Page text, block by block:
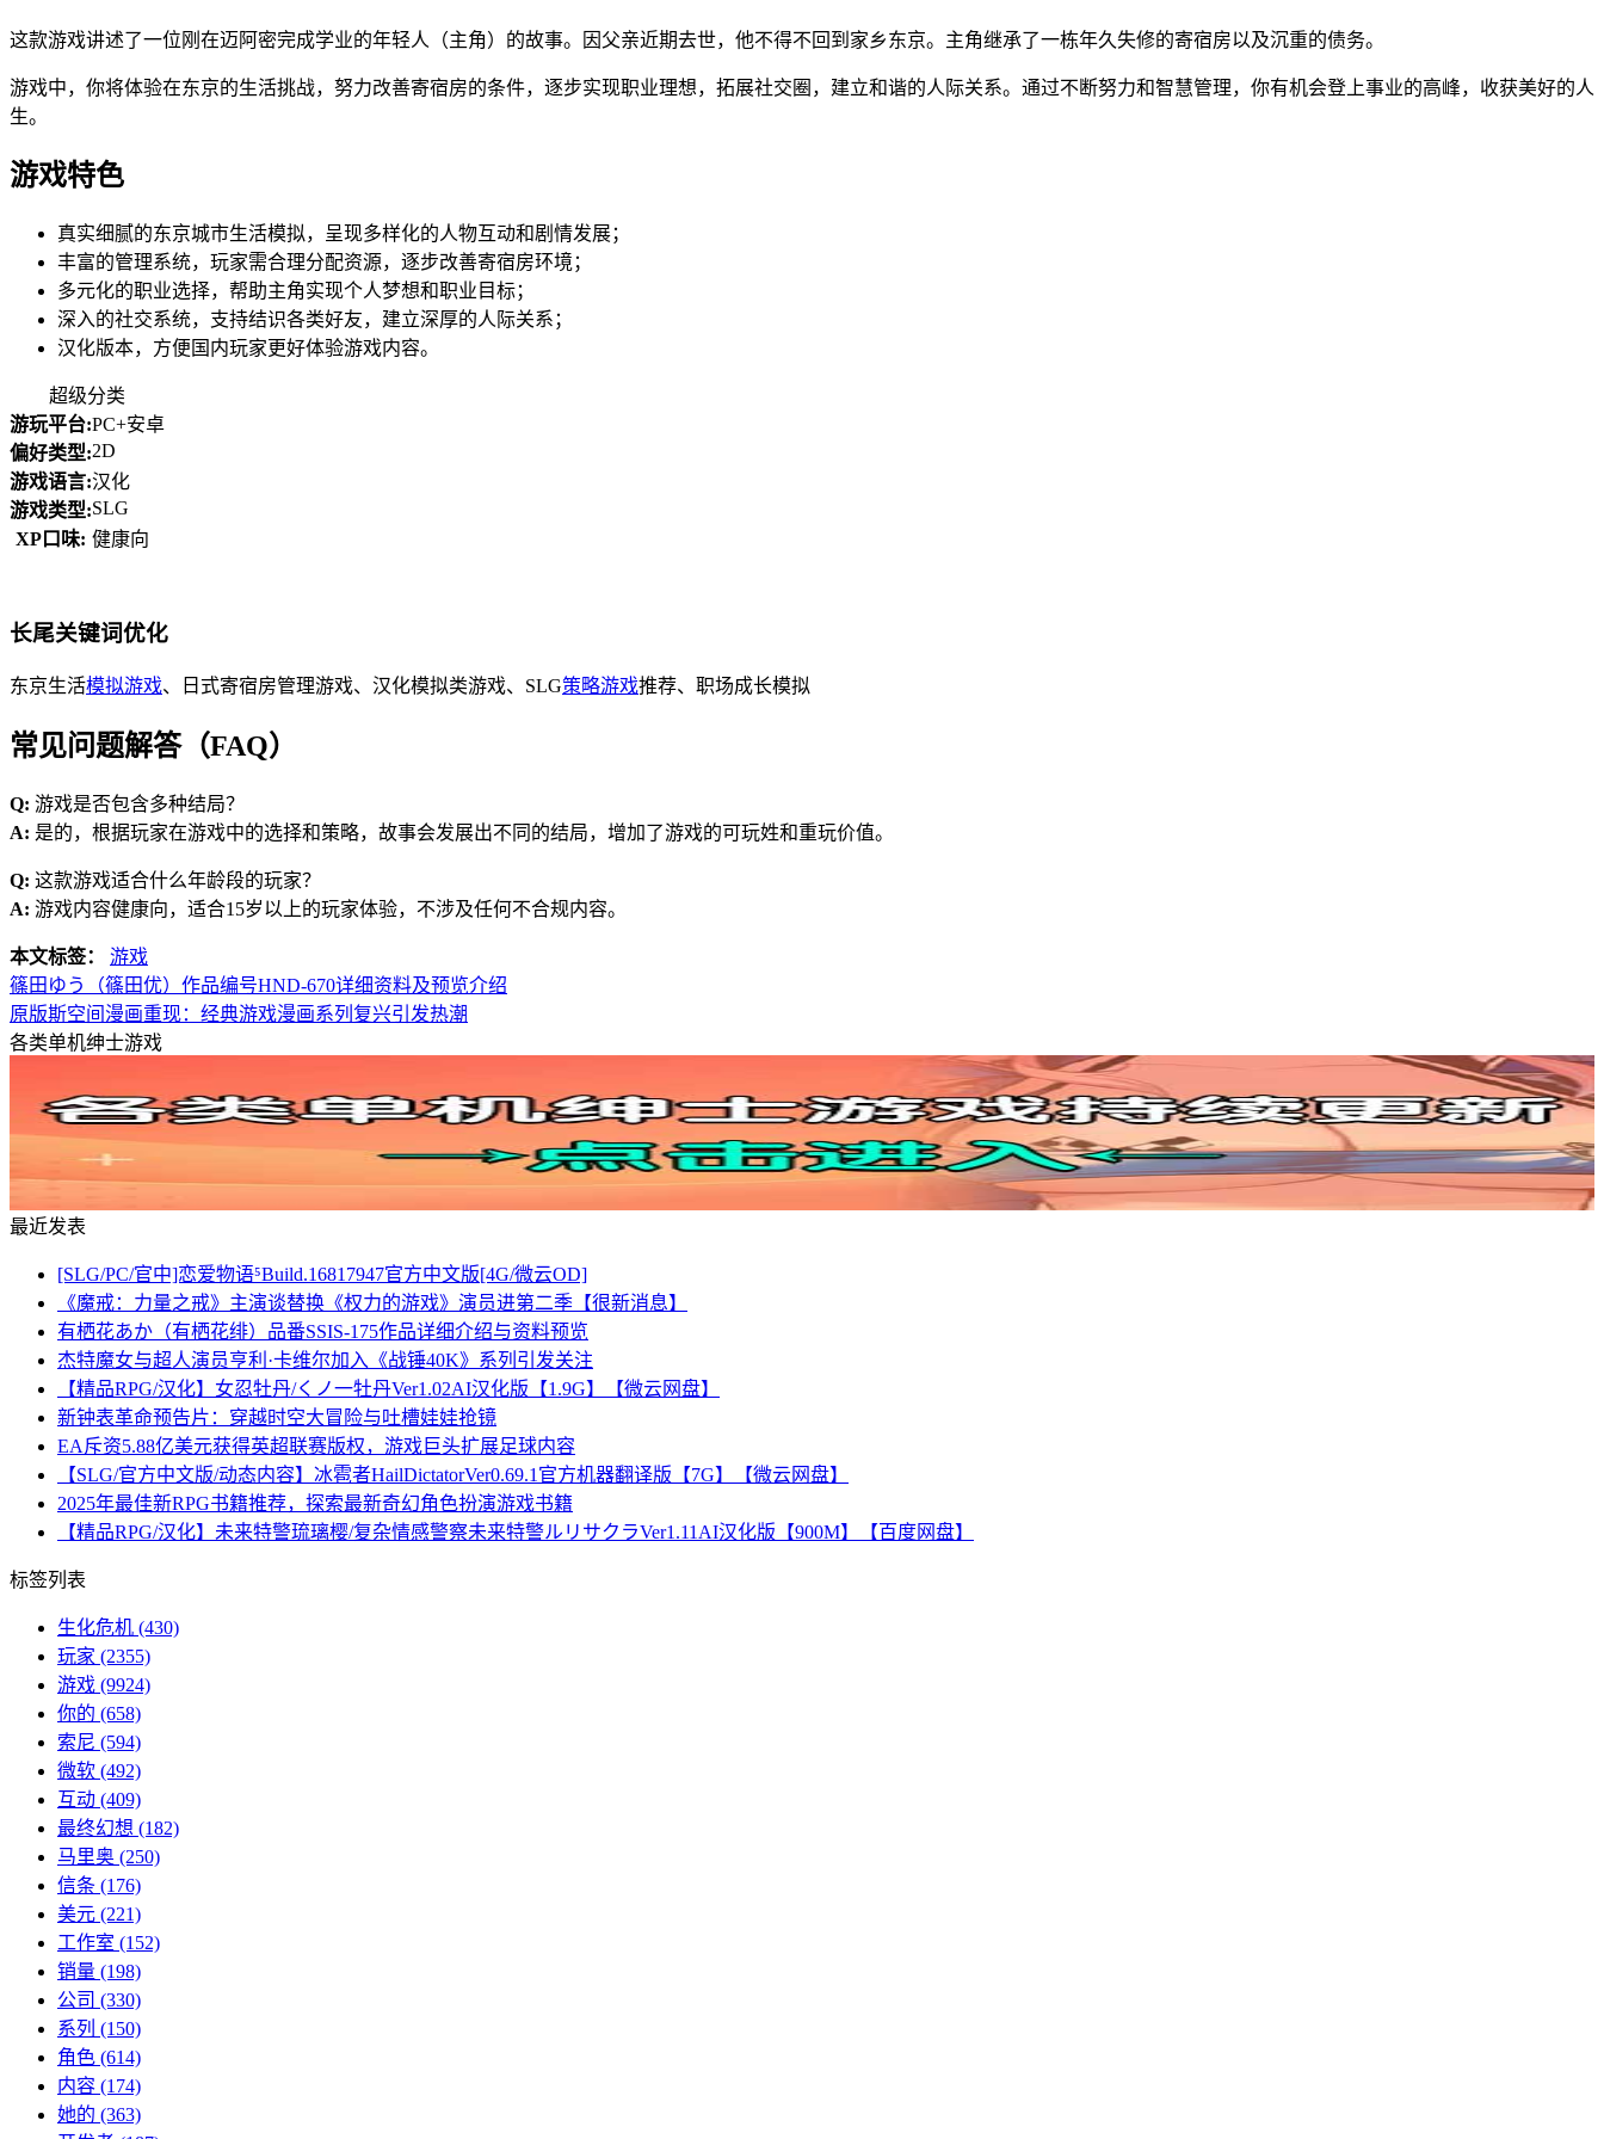
这款游戏讲述了一位刚在迈阿密完成学业的年轻人（主角）的故事。因父亲近期去世，他不得不回到家乡东京。主角继承了一栋年久失修的寄宿房以及沉重的债务。
游戏中，你将体验在东京的生活挑战，努力改善寄宿房的条件，逐步实现职业理想，拓展社交圈，建立和谐的人际关系。通过不断努力和智慧管理，你有机会登上事业的高峰，收获美好的人
生。
游戏特色
真实细腻的东京城市生活模拟，呈现多样化的人物互动和剧情发展；
丰富的管理系统，玩家需合理分配资源，逐步改善寄宿房环境；
多元化的职业选择，帮助主角实现个人梦想和职业目标；
深入的社交系统，支持结识各类好友，建立深厚的人际关系；
汉化版本，方便国内玩家更好体验游戏内容。
超级分类
游玩平台:PC+安卓
偏好类型:2D
游戏语言:汉化
游戏类型:SLG
XP口味: 健康向
长尾关键词优化
东京生活模拟游戏、日式寄宿房管理游戏、汉化模拟类游戏、SLG策略游戏推荐、职场成长模拟
常见问题解答（FAQ）
Q: 游戏是否包含多种结局？
A: 是的，根据玩家在游戏中的选择和策略，故事会发展出不同的结局，增加了游戏的可玩姓和重玩价值。
Q: 这款游戏适合什么年龄段的玩家？
A: 游戏内容健康向，适合15岁以上的玩家体验，不涉及任何不合规内容。
本文标签：
游戏
篠田ゆう（篠田优）作品编号HND-670详细资料及预览介绍
原版斯空间漫画重现：经典游戏漫画系列复兴引发热潮
各类单机绅士游戏
最近发表
[SLG/PC/官中]恋爱物语⁵Build.16817947官方中文版[4G/微云OD]
《魔戒：力量之戒》主演谈替换《权力的游戏》演员进第二季【很新消息】
有栖花あか（有栖花绯）品番SSIS-175作品详细介绍与资料预览
杰特魔女与超人演员亨利·卡维尔加入《战锤40K》系列引发关注
【精品RPG/汉化】女忍牡丹/くノ一牡丹Ver1.02AI汉化版【1.9G】【微云网盘】
新钟表革命预告片：穿越时空大冒险与吐槽娃娃抢镜
EA斥资5.88亿美元获得英超联赛版权，游戏巨头扩展足球内容
【SLG/官方中文版/动态内容】冰雹者HailDictatorVer0.69.1官方机器翻译版【7G】【微云网盘】
2025年最佳新RPG书籍推荐，探索最新奇幻角色扮演游戏书籍
【精品RPG/汉化】未来特警琉璃樱/复杂情感警察未来特警ルリサクラVer1.11AI汉化版【900M】【百度网盘】
标签列表
生化危机 (430)
玩家 (2355)
游戏 (9924)
你的 (658)
索尼 (594)
微软 (492)
互动 (409)
最终幻想 (182)
马里奥 (250)
信条 (176)
美元 (221)
工作室 (152)
销量 (198)
公司 (330)
系列 (150)
角色 (614)
内容 (174)
她的 (363)